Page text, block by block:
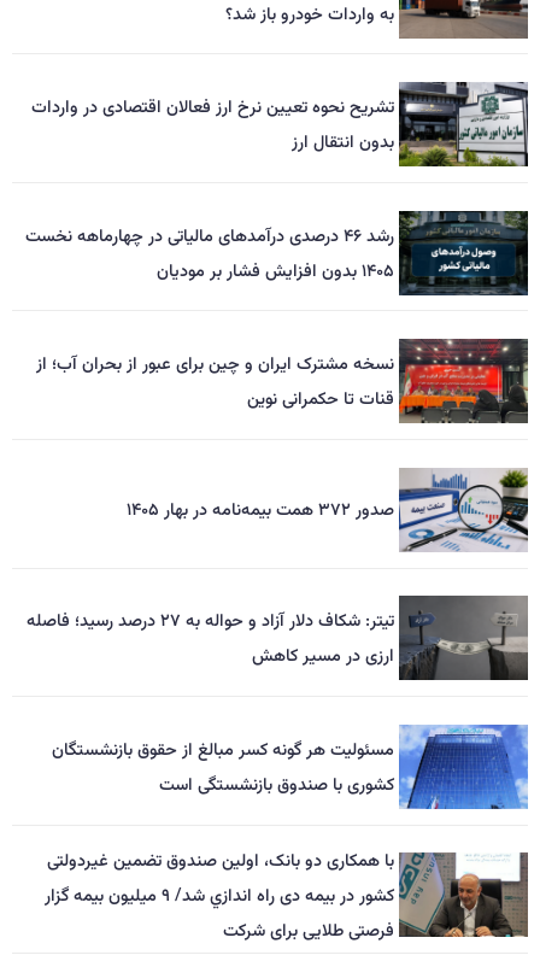
به واردات خودرو باز شد؟
تشریح نحوه تعیین نرخ ارز فعالان اقتصادی در واردات
بدون انتقال ارز
رشد ۴۶ درصدی درآمدهای مالیاتی در چهارماهه نخست
۱۴۰۵ بدون افزایش فشار بر مودیان
نسخه مشترک ایران و چین برای عبور از بحران آب؛ از
قنات تا حکمرانی نوین
صدور ۳۷۲ همت بیمه‌نامه در بهار ۱۴۰۵
تیتر: شکاف دلار آزاد و حواله به ۲۷ درصد رسید؛ فاصله
ارزی در مسیر کاهش
مسئولیت هر گونه کسر مبالغ از حقوق بازنشستگان
کشوری با صندوق بازنشستگی است
با همکاری دو بانک، اولین صندوق تضمین غیردولتی
کشور در بیمه دی راه اندازي شد/ ۹ میلیون بیمه گزار
فرصتی طلایی برای شرکت